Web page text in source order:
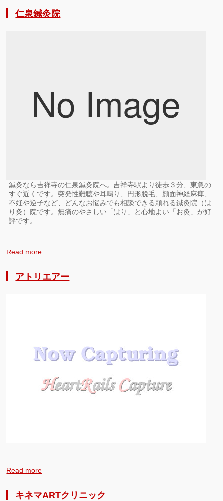
仁泉鍼灸院
鍼灸なら吉祥寺の仁泉鍼灸院へ。吉祥寺駅より徒歩３分、東急の
すぐ近くです。突発性難聴や耳鳴り、円形脱毛、顔面神経麻痺、
不妊や逆子など、どんなお悩みでも相談できる頼れる鍼灸院（は
り灸）院です。無痛のやさしい「はり」と心地よい「お灸」が好
評です。
Read more
アトリエアー
Read more
キネマARTクリニック